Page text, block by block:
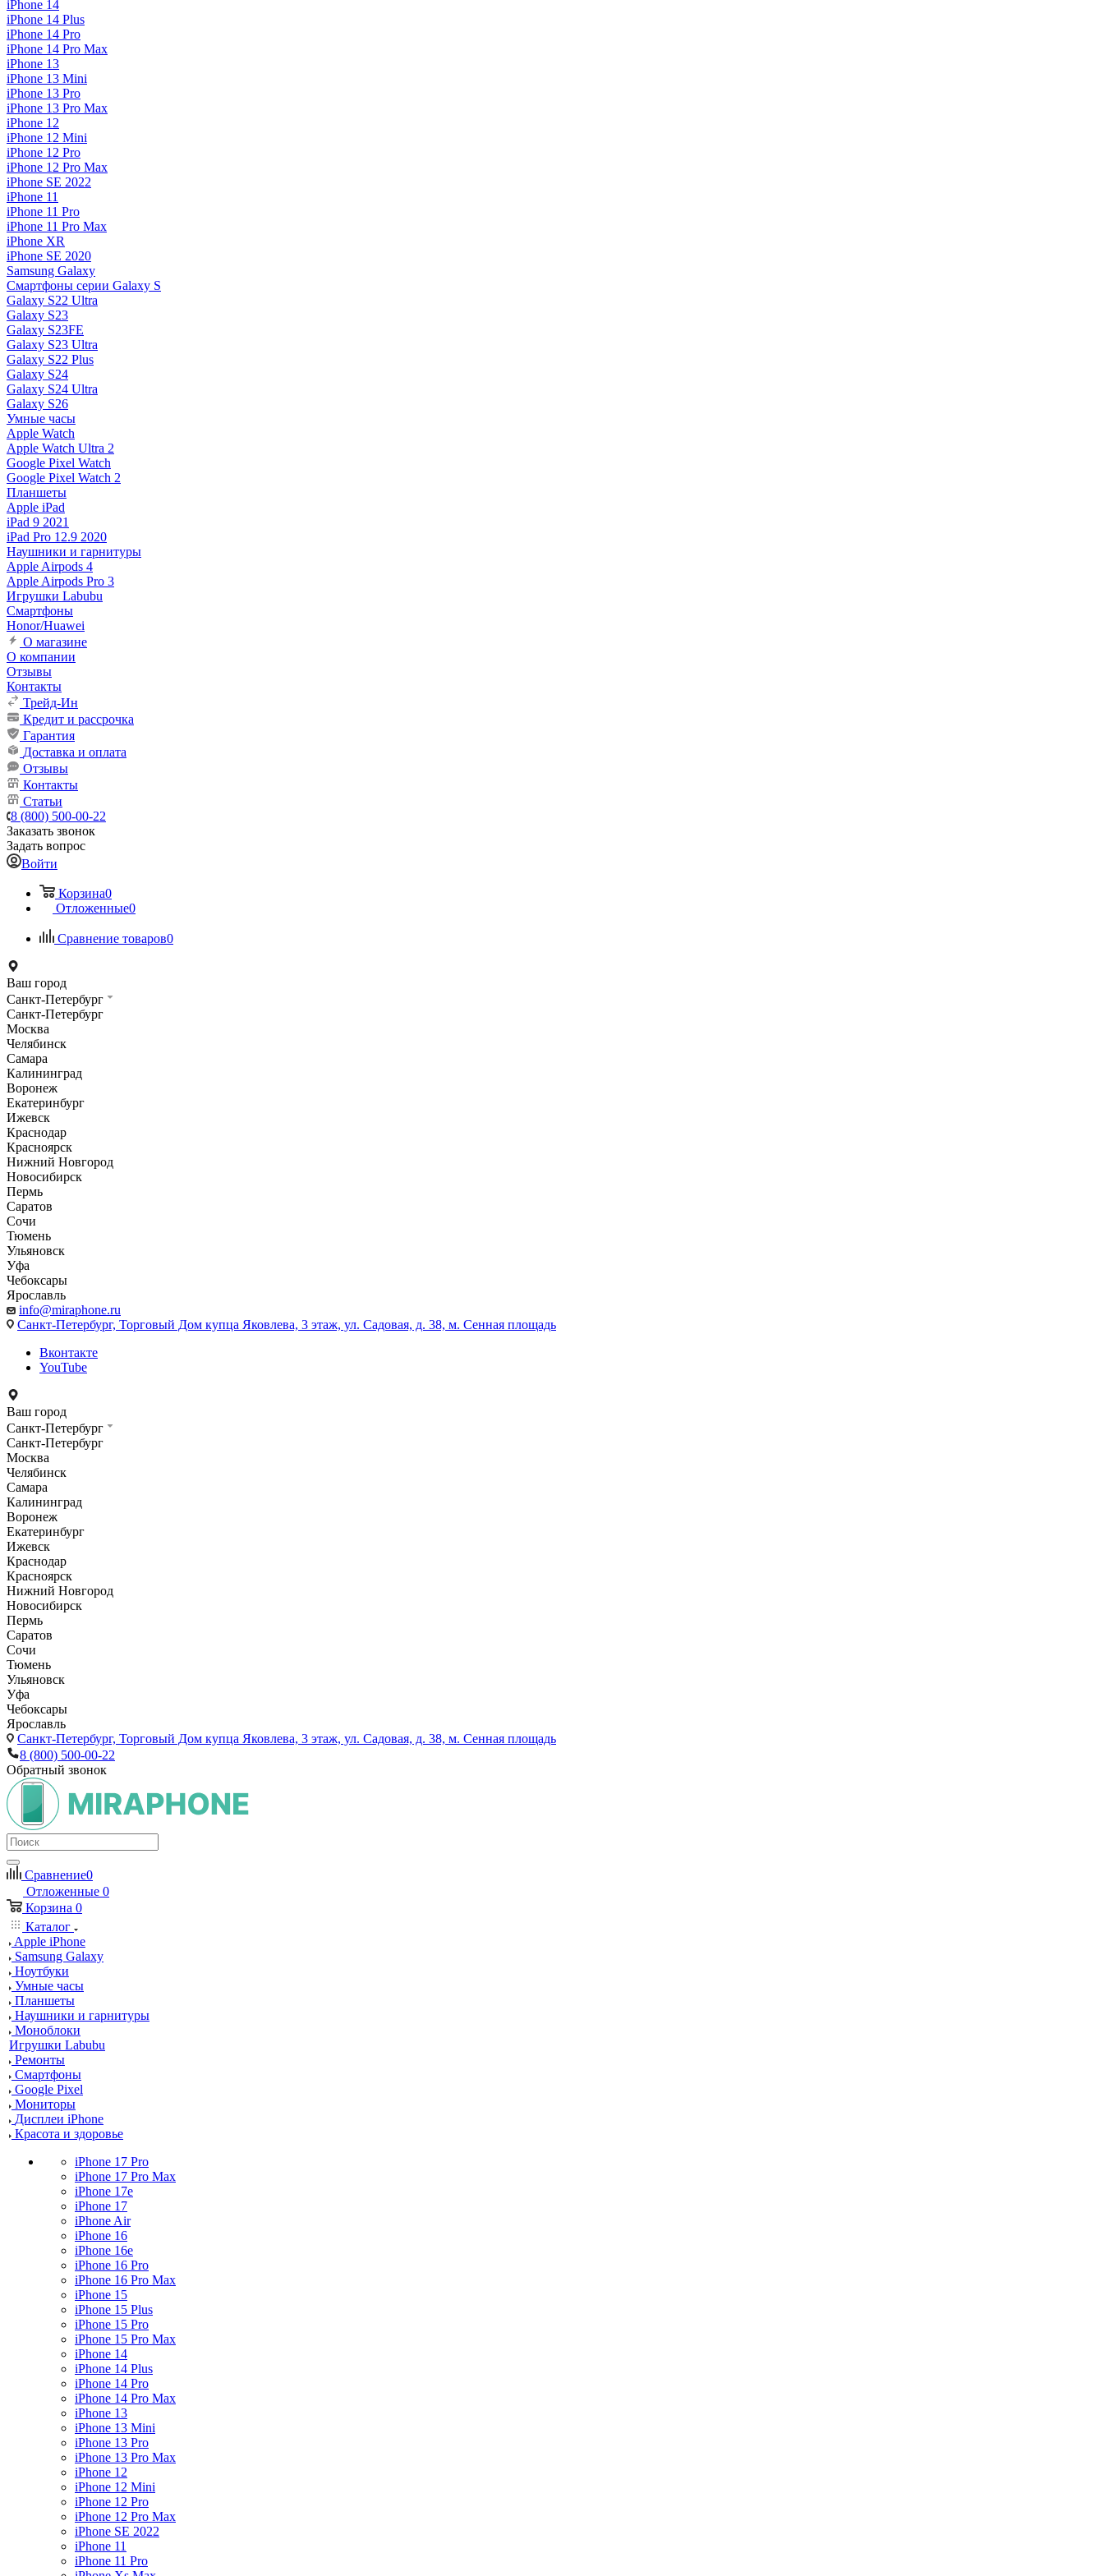
iPhone 14
iPhone 14 Plus
iPhone 14 Pro
iPhone 14 Pro Max
iPhone 13
iPhone 13 Mini
iPhone 13 Pro
iPhone 13 Pro Max
iPhone 12
iPhone 12 Mini
iPhone 12 Pro
iPhone 12 Pro Max
iPhone SE 2022
iPhone 11
iPhone 11 Pro
iPhone 11 Pro Max
iPhone XR
iPhone SE 2020
Samsung Galaxy
Смартфоны серии Galaxy S
Galaxy S22 Ultra
Galaxy S23
Galaxy S23FE
Galaxy S23 Ultra
Galaxy S22 Plus
Galaxy S24
Galaxy S24 Ultra
Galaxy S26
Умные часы
Apple Watch
Apple Watch Ultra 2
Google Pixel Watch
Google Pixel Watch 2
Планшеты
Apple iPad
iPad 9 2021
iPad Pro 12.9 2020
Наушники и гарнитуры
Apple Airpods 4
Apple Airpods Pro 3
Игрушки Labubu
Смартфоны
Honor/Huawei
О магазине
О компании
Отзывы
Контакты
Трейд-Ин
Кредит и рассрочка
Гарантия
Доставка и оплата
Отзывы
Контакты
Статьи
8 (800) 500-00-22
Заказать звонок
Задать вопрос
Войти
Корзина0
Отложенные0
Сравнение товаров0
Ваш город
Санкт-Петербург
Санкт-Петербург
Москва
Челябинск
Самара
Калининград
Воронеж
Екатеринбург
Ижевск
Краснодар
Красноярск
Нижний Новгород
Новосибирск
Пермь
Саратов
Сочи
Тюмень
Ульяновск
Уфа
Чебоксары
Ярославль
info@miraphone.ru
Санкт-Петербург, Торговый Дом купца Яковлева, 3 этаж, ул. Садовая, д. 38, м. Сенная площадь
Вконтакте
YouTube
Ваш город
Санкт-Петербург
Санкт-Петербург
Москва
Челябинск
Самара
Калининград
Воронеж
Екатеринбург
Ижевск
Краснодар
Красноярск
Нижний Новгород
Новосибирск
Пермь
Саратов
Сочи
Тюмень
Ульяновск
Уфа
Чебоксары
Ярославль
Санкт-Петербург, Торговый Дом купца Яковлева, 3 этаж, ул. Садовая, д. 38, м. Сенная площадь
8 (800) 500-00-22
Обратный звонок
Сравнение0
Отложенные 0
Корзина 0
Каталог
Apple iPhone
Samsung Galaxy
Ноутбуки
Умные часы
Планшеты
Наушники и гарнитуры
Моноблоки
Игрушки Labubu
Ремонты
Смартфоны
Google Pixel
Мониторы
Дисплеи iPhone
Красота и здоровье
iPhone 17 Pro
iPhone 17 Pro Max
iPhone 17e
iPhone 17
iPhone Air
iPhone 16
iPhone 16e
iPhone 16 Pro
iPhone 16 Pro Max
iPhone 15
iPhone 15 Plus
iPhone 15 Pro
iPhone 15 Pro Max
iPhone 14
iPhone 14 Plus
iPhone 14 Pro
iPhone 14 Pro Max
iPhone 13
iPhone 13 Mini
iPhone 13 Pro
iPhone 13 Pro Max
iPhone 12
iPhone 12 Mini
iPhone 12 Pro
iPhone 12 Pro Max
iPhone SE 2022
iPhone 11
iPhone 11 Pro